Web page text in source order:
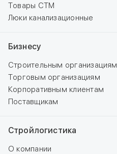
Товары СТМ
Люки канализационные
Бизнесу
Строительным организациям
Торговым организациям
Корпоративным клиентам
Поставщикам
Стройлогистика
О компании